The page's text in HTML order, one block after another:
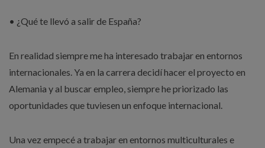
• ¿Qué te llevó a salir de España?
En realidad siempre me ha interesado trabajar en entornos
internacionales. Ya en la carrera decidí hacer el proyecto en
Alemania y al buscar empleo, siempre he priorizado las
oportunidades que tuviesen un enfoque internacional.
Una vez empecé a trabajar en entornos multiculturales e